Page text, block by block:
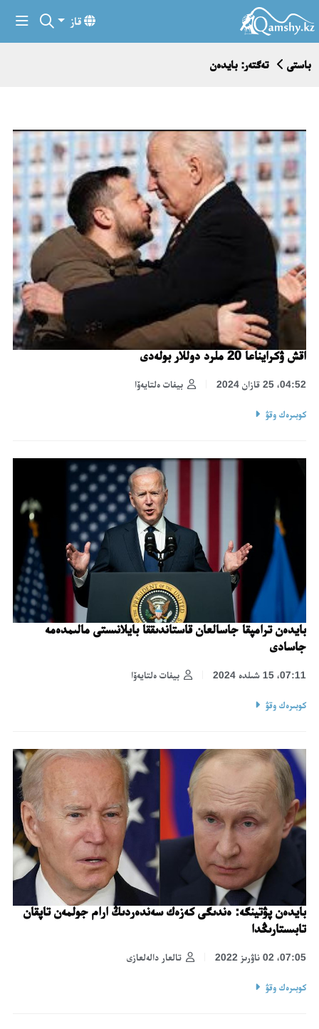
قاز
باستى تەگتەر: بايدەن
اقش ۋكرايناعا 20 ملرد دوللار بولەدى
بيفات ەلتايەۆا 04:52، 25 قازان 2024
كوبىرەك وقۋ
بايدەن ترامپقا جاسالعان قاستاندىققا بايلانىستى مالىمدەمە
جاسادى
بيفات ەلتايەۆا 07:11، 15 شىلدە 2024
كوبىرەك وقۋ
بايدەن پۋتينگە: ەندىگى كەزەك سەندەردىڭ ارام جولمەن تاپقان
تابىستارىڭدا
تالعار دالەلعازى 07:05، 02 ناۋرىز 2022
كوبىرەك وقۋ